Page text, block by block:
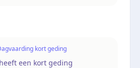
kort geding
een kort geding